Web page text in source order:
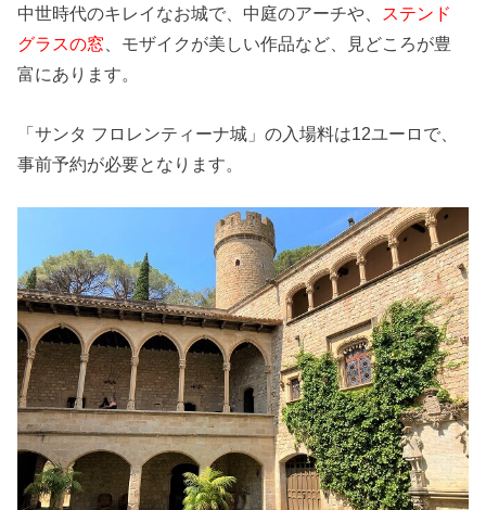
中世時代のキレイなお城で、中庭のアーチや、 ステンド
グラスの窓 、モザイクが美しい作品など、見どころが豊
富にあります。
「サンタ フロレンティーナ城」の入場料は12ユーロで、
事前予約が必要となります。